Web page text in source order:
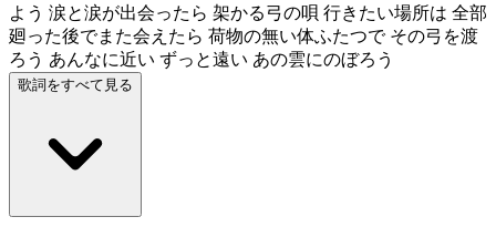
よう 涙と涙が出会ったら 架かる弓の唄 行きたい場所は 全部
廻った後でまた会えたら 荷物の無い体ふたつで その弓を渡
ろう あんなに近い ずっと遠い あの雲にのぼろう
歌詞をすべて見る